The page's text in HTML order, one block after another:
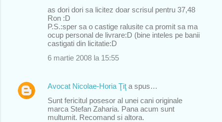
as dori dori sa licitez doar scrisul pentru 37,48
Ron :D
P.S.:sper sa o castige ralusite ca promit sa ma
ocup personal de livrare:D (bine inteles pe banii
castigati din licitatie:D
6 martie 2008 la 15:55
Avocat Nicolae-Horia Ţiţ a spus…
Sunt fericitul posesor al unei cani originale
marca Stefan Zaharia. Pana acum sunt
multumit. Recomand si altora.